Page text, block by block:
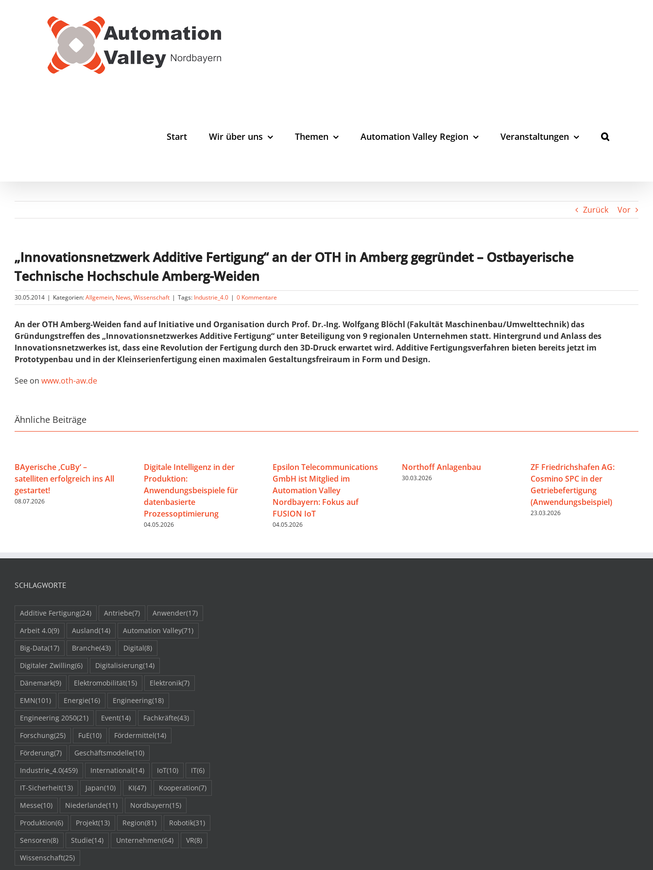
Start Wir über uns Themen Automation Valley Region Veranstaltungen
Zurück Vor
„Innovationsnetzwerk Additive Fertigung“ an der OTH in Amberg gegründet – Ostbayerische
Technische Hochschule Amberg-Weiden
30.05.2014 | Kategorien:Allgemein, News, Wissenschaft | Tags: Industrie_4.0 | 0 Kommentare
An der OTH Amberg-Weiden fand auf Initiative und Organisation durch Prof. Dr.-Ing. Wolfgang Blöchl (Fakultät Maschinenbau/Umwelttechnik) das
Gründungstreffen des „Innovationsnetzwerkes Additive Fertigung“ unter Beteiligung von 9 regionalen Unternehmen statt. Hintergrund und Anlass des
Innovationsnetzwerkes ist, dass eine Revolution der Fertigung durch den 3D-Druck erwartet wird. Additive Fertigungsverfahren bieten bereits jetzt im
Prototypenbau und in der Kleinserienfertigung einen maximalen Gestaltungsfreiraum in Form und Design.
See on www.oth-aw.de
Ähnliche Beiträge
BAyerische ‚CuBy‘ –
satelliten erfolgreich ins All
gestartet!
08.07.2026
Digitale Intelligenz in der
Produktion:
Anwendungsbeispiele für
datenbasierte
Prozessoptimierung
04.05.2026
Epsilon Telecommunications
GmbH ist Mitglied im
Automation Valley
Nordbayern: Fokus auf
FUSION IoT
04.05.2026
Northoff Anlagenbau
30.03.2026
ZF Friedrichshafen AG:
Cosmino SPC in der
Getriebefertigung
(Anwendungsbeispiel)
23.03.2026
SCHLAGWORTE
Additive Fertigung(24) Antriebe(7) Anwender(17)
Arbeit 4.0(9) Ausland(14) Automation Valley(71)
Big-Data(17) Branche(43) Digital(8)
Digitaler Zwilling(6) Digitalisierung(14)
Dänemark(9) Elektromobilität(15) Elektronik(7)
EMN(101) Energie(16) Engineering(18)
Engineering 2050(21) Event(14) Fachkräfte(43)
Forschung(25) FuE(10) Fördermittel(14)
Förderung(7) Geschäftsmodelle(10)
Industrie_4.0(459) International(14) IoT(10) IT(6)
IT-Sicherheit(13) Japan(10) KI(47) Kooperation(7)
Messe(10) Niederlande(11) Nordbayern(15)
Produktion(6) Projekt(13) Region(81) Robotik(31)
Sensoren(8) Studie(14) Unternehmen(64) VR(8)
Wissenschaft(25)